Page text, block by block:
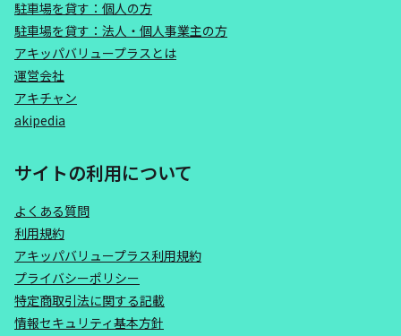
駐車場を貸す：個人の方
駐車場を貸す：法人・個人事業主の方
アキッパバリュープラスとは
運営会社
アキチャン
akipedia
サイトの利用について
よくある質問
利用規約
アキッパバリュープラス利用規約
プライバシーポリシー
特定商取引法に関する記載
情報セキュリティ基本方針